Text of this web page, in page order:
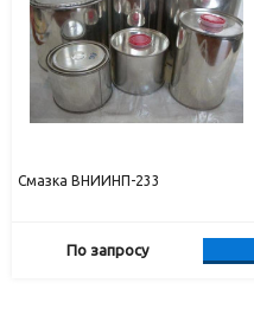
Смазка ВНИИНП-233
По запросу